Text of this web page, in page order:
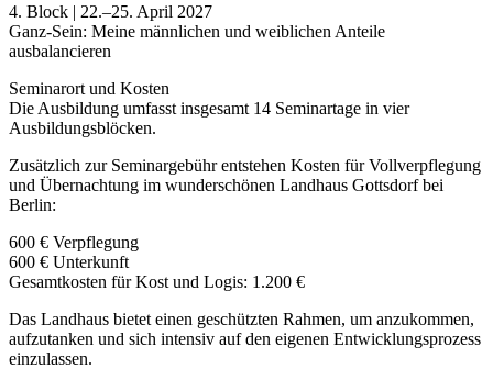
4. Block | 22.–25. April 2027
Ganz-Sein: Meine männlichen und weiblichen Anteile
ausbalancieren
Seminarort und Kosten
Die Ausbildung umfasst insgesamt 14 Seminartage in vier
Ausbildungsblöcken.
Zusätzlich zur Seminargebühr entstehen Kosten für Vollverpflegung
und Übernachtung im wunderschönen Landhaus Gottsdorf bei
Berlin:
600 € Verpflegung
600 € Unterkunft
Gesamtkosten für Kost und Logis: 1.200 €
Das Landhaus bietet einen geschützten Rahmen, um anzukommen,
aufzutanken und sich intensiv auf den eigenen Entwicklungsprozess
einzulassen.